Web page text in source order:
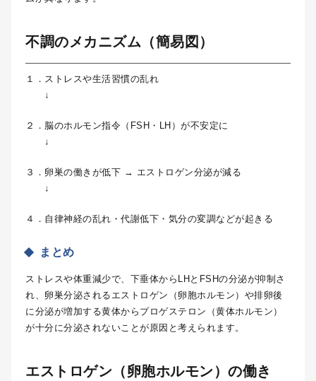
不調のメカニズム（簡易図）
１．ストレスや生活習慣の乱れ
↓
２．脳のホルモン指令（FSH・LH）が不安定に
↓
３．卵巣の働きが低下 → エストロゲン分泌が減る
↓
４．自律神経の乱れ・代謝低下・気分の変調などが起きる
まとめ
ストレスや体重減少で、下垂体からLHとFSHの分泌が抑制さ
れ、卵巣分泌されるエストロゲン（卵胞ホルモン）や排卵後
に分泌が増加する黄体からプロゲステロン（黄体ホルモン）
が十分に分泌されないことが原因と考えられます。
エストロゲン（卵胞ホルモン）の働き